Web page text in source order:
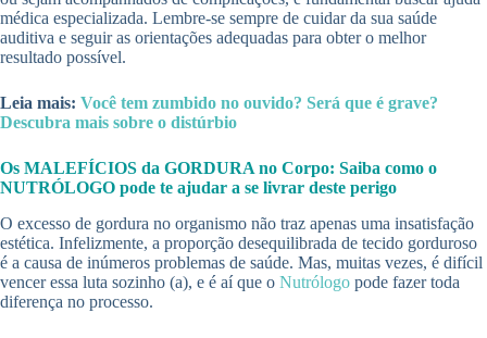
médica especializada. Lembre-se sempre de cuidar da sua saúde
auditiva e seguir as orientações adequadas para obter o melhor
resultado possível.
Leia mais: Você tem zumbido no ouvido? Será que é grave?
Descubra mais sobre o distúrbio
Os MALEFÍCIOS da GORDURA no Corpo: Saiba como o
NUTRÓLOGO pode te ajudar a se livrar deste perigo
O excesso de gordura no organismo não traz apenas uma insatisfação
estética. Infelizmente, a proporção desequilibrada de tecido gorduroso
é a causa de inúmeros problemas de saúde. Mas, muitas vezes, é difícil
vencer essa luta sozinho (a), e é aí que o Nutrólogo pode fazer toda
diferença no processo.